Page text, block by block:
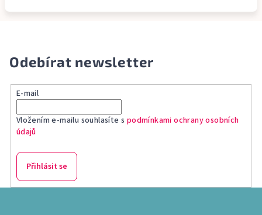
Odebírat newsletter
E-mail
Vložením e-mailu souhlasíte s podmínkami ochrany osobních
údajů
Přihlásit se